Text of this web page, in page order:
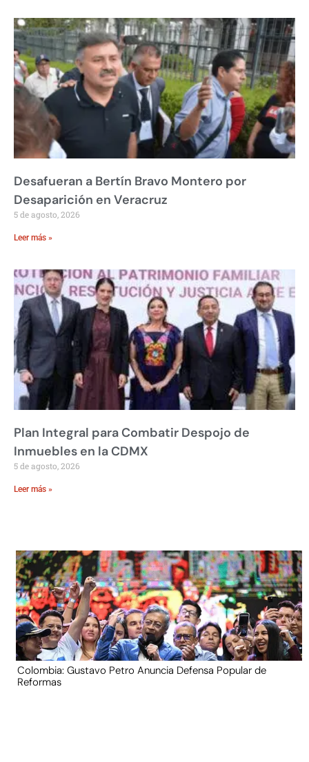
Desafueran a Bertín Bravo Montero por
Desaparición en Veracruz
5 de agosto, 2026
Leer más »
Plan Integral para Combatir Despojo de
Inmuebles en la CDMX
5 de agosto, 2026
Leer más »
Colombia: Gustavo Petro Anuncia Defensa Popular de
Reformas